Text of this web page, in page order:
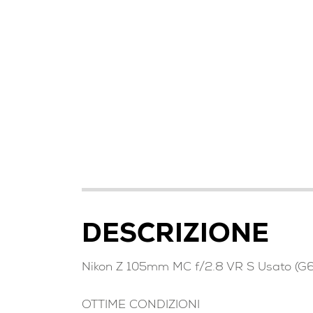
DESCRIZIONE
Nikon Z 105mm MC f/2.8 VR S Usato
OTTIME CONDIZIONI